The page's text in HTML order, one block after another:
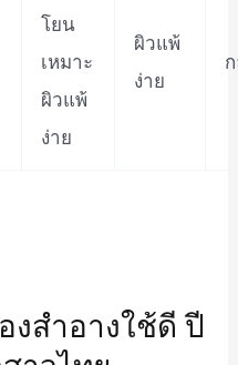
โยน
เหมาะ
ผิวแพ้
ง่าย
ผิวแพ้
ง่าย